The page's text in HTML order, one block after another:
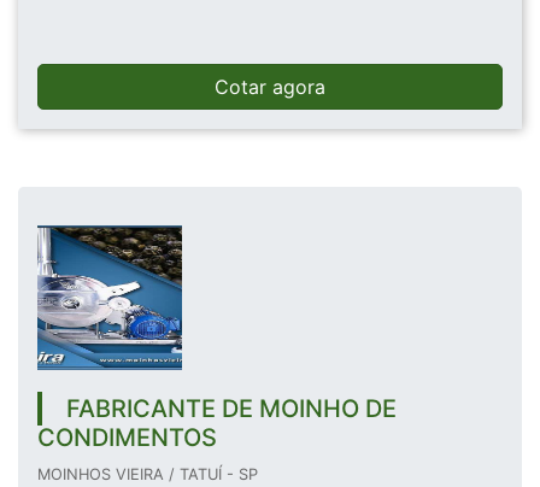
Cotar agora
FABRICANTE DE MOINHO DE
CONDIMENTOS
MOINHOS VIEIRA / TATUÍ - SP